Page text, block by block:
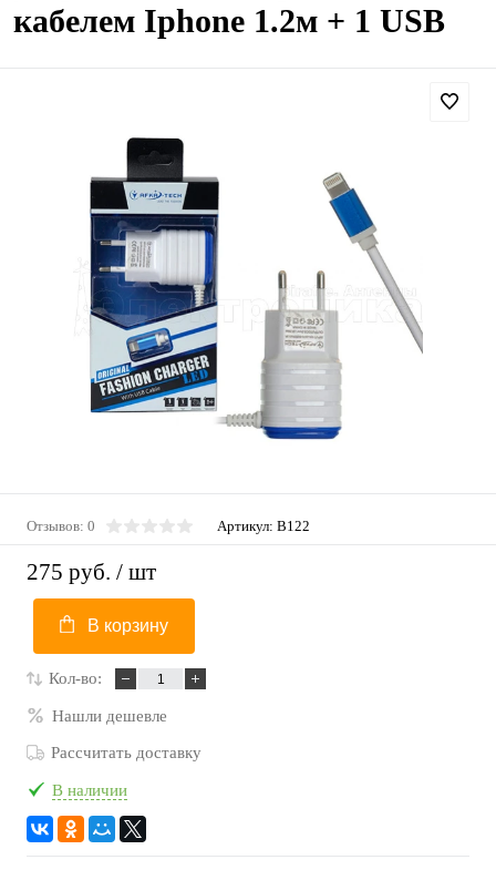
кабелем Iphone 1.2м + 1 USB
Отзывов: 0 Артикул: B122
275 руб. / шт
В корзину
Кол-во:
Нашли дешевле
Рассчитать доставку
В наличии